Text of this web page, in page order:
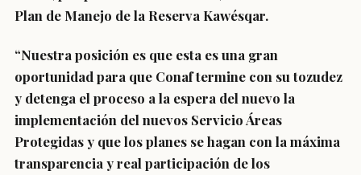
Plan de Manejo de la Reserva Kawésqar.
“Nuestra posición es que esta es una gran
oportunidad para que Conaf termine con su tozudez
y detenga el proceso a la espera del nuevo la
implementación del nuevos Servicio Áreas
Protegidas y que los planes se hagan con la máxima
transparencia y real participación de los